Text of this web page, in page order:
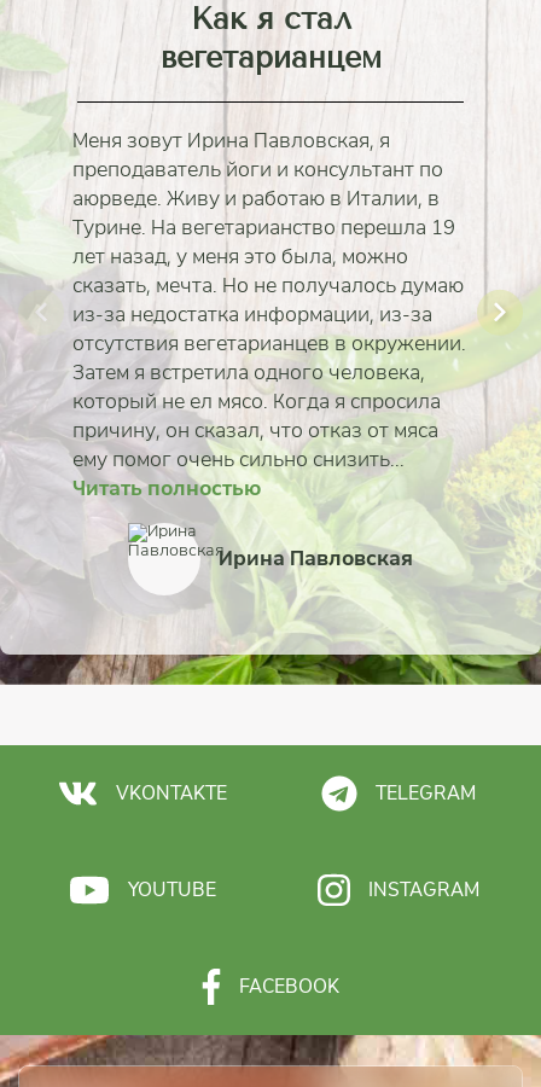
Как я стал
вегетарианцем
Меня зовут Ирина Павловская, я
преподаватель йоги и консультант по
аюрведе. Живу и работаю в Италии, в
Турине. На вегетарианство перешла 19
лет назад, у меня это была, можно
сказать, мечта. Но не получалось думаю
из-за недостатка информации, из-за
отсутствия вегетарианцев в окружении.
Затем я встретила одного человека,
который не ел мясо. Когда я спросила
причину, он сказал, что отказ от мяса
ему помог очень сильно снизить...
Читать полностью
Ирина Павловская
Читать полностью
Татьяна Тычинская
Читать полностью
Елена Тюкина
Читать полностью
Эльвира Волкова
Читать полностью
Анастасия
Читать полностью
Зоя Кабирова
Читать полностью
Анастасия
Читать полностью
Мария Казанцева
VKONTAKTE TELEGRAM
YOUTUBE INSTAGRAM
FACEBOOK